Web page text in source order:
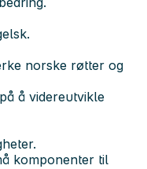
norske røtter og
å videreutvikle
komponenter til